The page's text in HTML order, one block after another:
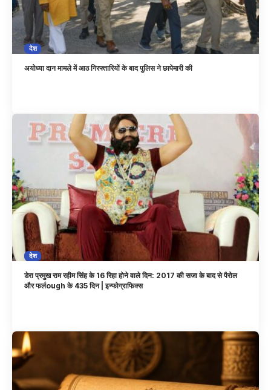
देश
अयोध्या दान मामले में आठ गिरफ्तारियों के बाद पुलिस ने छापेमारी की
देश
डेरा प्रमुख राम रहीम सिंह के 16 रिहा होने वाले दिन: 2017 की सजा के बाद से पैरोल
और फर्लough के 435 दिन | इन्फोग्राफिक्स